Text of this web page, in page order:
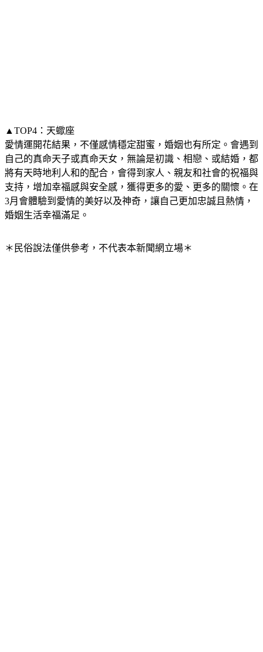
▲TOP4：天蠍座
愛情運開花結果，不僅感情穩定甜蜜，婚姻也有所定。會遇到
自己的真命天子或真命天女，無論是初識、相戀、或結婚，都
將有天時地利人和的配合，會得到家人、親友和社會的祝福與
支持，增加幸福感與安全感，獲得更多的愛、更多的關懷。在
3月會體驗到愛情的美好以及神奇，讓自己更加忠誠且熱情，
婚姻生活幸福滿足。
＊民俗說法僅供參考，不代表本新聞網立場＊